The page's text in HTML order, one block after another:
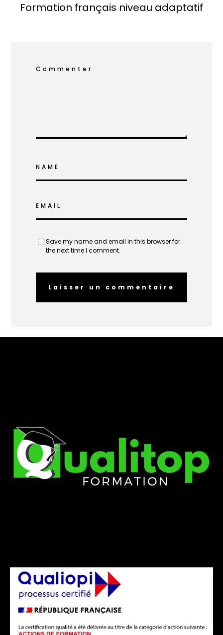
Formation français niveau adaptatif
Commenter
NAME
EMAIL
Save my name and email in this browser for
the next time I comment.